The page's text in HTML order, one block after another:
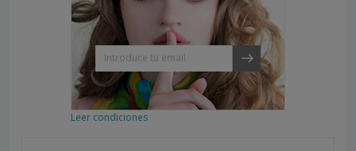
Leer condiciones